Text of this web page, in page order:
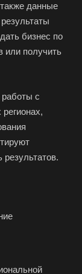
данные
бизнес по
или получить
с
результатов.